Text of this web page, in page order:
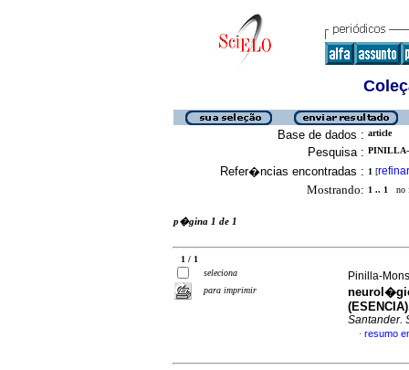
Base de dados : article
Pesquisa :
Refer�ncias encontradas : 1 [refinar
Mostrando: 1 .. 1 no
p�gina 1 de 1
1 / 1
seleciona
para imprimir
Pinilla-
Santander.
· resumo